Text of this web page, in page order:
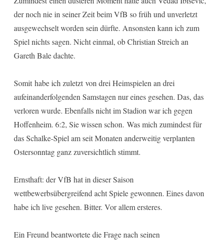
der noch nie in seiner Zeit beim VfB so früh und unverletzt
ausgewechselt worden sein dürfte. Ansonsten kann ich zum
Spiel nichts sagen. Nicht einmal, ob Christian Streich an
Gareth Bale dachte.
Somit habe ich zuletzt von drei Heimspielen an drei
aufeinanderfolgenden Samstagen nur eines gesehen. Das, das
verloren wurde. Ebenfalls nicht im Stadion war ich gegen
Hoffenheim. 6:2, Sie wissen schon. Was mich zumindest für
das Schalke-Spiel am seit Monaten anderweitig verplanten
Ostersonntag ganz zuversichtlich stimmt.
Ernsthaft: der VfB hat in dieser Saison
wettbewerbsübergreifend acht Spiele gewonnen. Eines davon
habe ich live gesehen. Bitter. Vor allem ersteres.
Ein Freund beantwortete die Frage nach seinen